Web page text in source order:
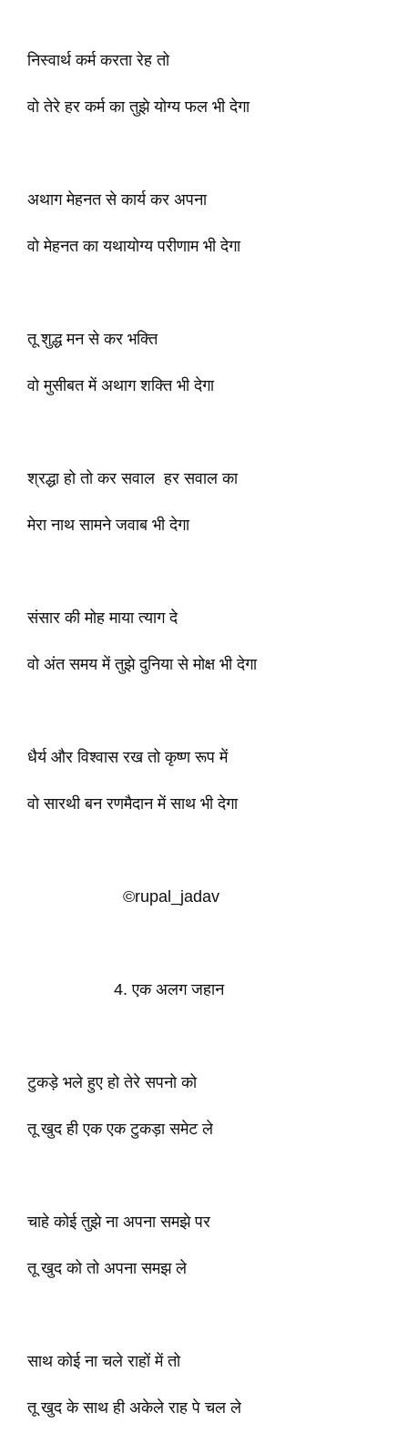
निस्वार्थ कर्म करता रेह तो
वो तेरे हर कर्म का तुझे योग्य फल भी देगा
अथाग मेहनत से कार्य कर अपना
वो मेहनत का यथायोग्य परीणाम भी देगा
तू शुद्ध मन से कर भक्ति
वो मुसीबत में अथाग शक्ति भी देगा
श्रद्धा हो तो कर सवाल हर सवाल का
मेरा नाथ सामने जवाब भी देगा
संसार की मोह माया त्याग दे
वो अंत समय में तुझे दुनिया से मोक्ष भी देगा
धैर्य और विश्वास रख तो कृष्ण रूप में
वो सारथी बन रणमैदान में साथ भी देगा
©rupal_jadav
4. एक अलग जहान
टुकड़े भले हुए हो तेरे सपनो को
तू खुद ही एक एक टुकड़ा समेट ले
चाहे कोई तुझे ना अपना समझे पर
तू खुद को तो अपना समझ ले
साथ कोई ना चले राहों में तो
तू खुद के साथ ही अकेले राह पे चल ले